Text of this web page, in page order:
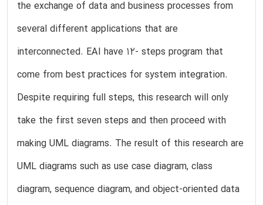
the exchange of data and business processes from
several different applications that are
interconnected. EAI have 12- steps program that
come from best practices for system integration.
Despite requiring full steps, this research will only
take the first seven steps and then proceed with
making UML diagrams. The result of this research are
UML diagrams such as use case diagram, class
diagram, sequence diagram, and object-oriented data